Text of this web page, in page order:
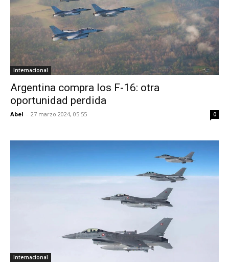
Internacional
Argentina compra los F-16: otra
oportunidad perdida
Abel - 27 marzo 2024, 05:55 0
Internacional